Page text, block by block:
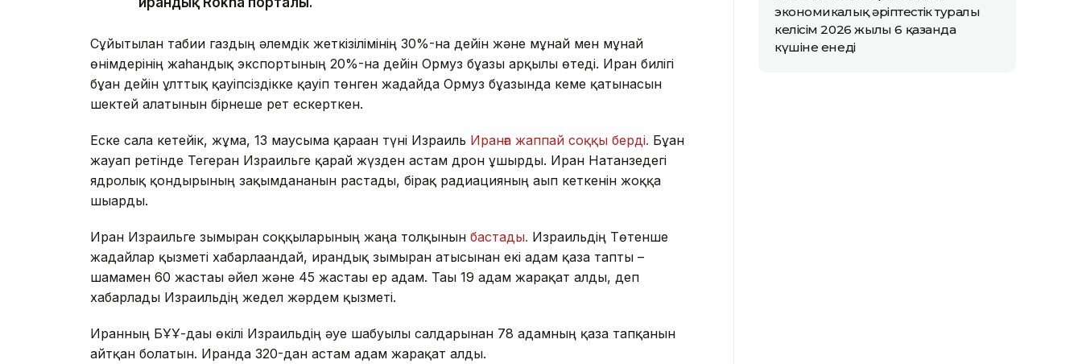
Сұйытылған табиғи газдың әлемдік жеткізілімінің 30%-на дейін және мұнай мен мұнай
өнімдерінің жаһандық экспортының 20%-на дейін Ормуз бұғазы арқылы өтеді. Иран билігі
бұған дейін ұлттық қауіпсіздікке қауіп төнген жағдайда Ормуз бұғазында кеме қатынасын
шектей алатынын бірнеше рет ескерткен.
Еске сала кетейік, жұма, 13 маусымға қараған түні Израиль Иранға жаппай соққы берді. Бұған
жауап ретінде Тегеран Израильге қарай жүзден астам дрон ұшырды. Иран Натанзедегі
ядролық қондырғының зақымданғанын растады, бірақ радиацияның ағып кеткенін жоққа
шығарды.
Иран Израильге зымыран соққыларының жаңа толқынын бастады. Израильдің Төтенше
жағдайлар қызметі хабарлағандай, ирандық зымыран атысынан екі адам қаза тапты –
шамамен 60 жастағы әйел және 45 жастағы ер адам. Тағы 19 адам жарақат алды, деп
хабарлады Израильдің жедел жәрдем қызметі.
Иранның БҰҰ-дағы өкілі Израильдің әуе шабуылы салдарынан 78 адамның қаза тапқанын
айтқан болатын. Иранда 320-дан астам адам жарақат алды.
экономикалық әріптестік туралы
келісім 2026 жылғы 6 қазанда
күшіне енеді